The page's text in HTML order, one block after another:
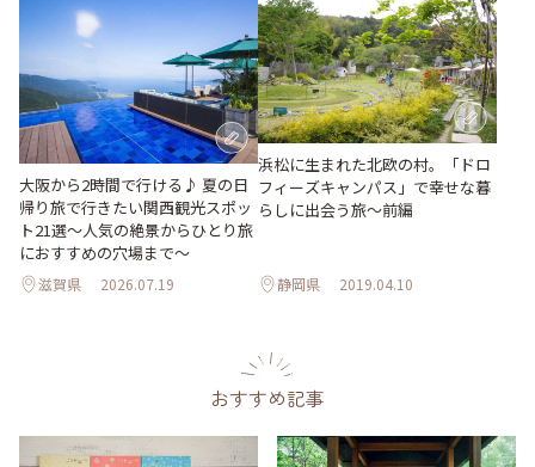
大阪から2時間で行ける♪ 夏の日
帰り旅で行きたい関西観光スポッ
ト21選～人気の絶景からひとり旅
におすすめの穴場まで～
滋賀県 2026.07.19
浜松に生まれた北欧の村。「ドロ
フィーズキャンパス」で幸せな暮
らしに出会う旅～前編
静岡県 2019.04.10
おすすめ記事